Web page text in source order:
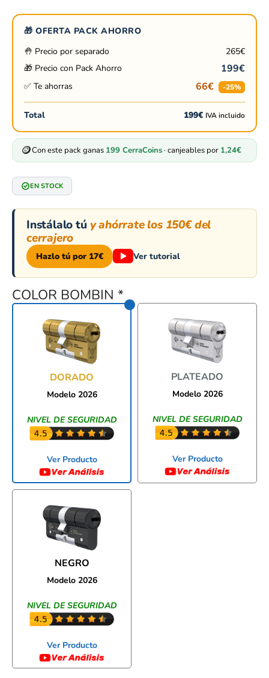
🎁 OFERTA PACK AHORRO
🤚 Precio por separado
265€
🎁 Precio con Pack Ahorro
199€
✅ Te ahorras 66€ -25%
Total 199€ IVA incluido
🪙Con este pack ganas 199 CerraCoins· canjeables por 1,24€
EN STOCK
Instálalo tú y ahórrate los 150€ del
cerrajero
Hazlo tú por 17€ Ver tutorial
COLOR BOMBIN *
DORADO
Modelo 2026
NIVEL DE SEGURIDAD
Ver Producto
PLATEADO
Modelo 2026
NIVEL DE SEGURIDAD
Ver Producto
NEGRO
Modelo 2026
NIVEL DE SEGURIDAD
Ver Producto